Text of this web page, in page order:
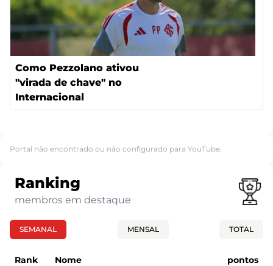
Como Pezzolano ativou
"virada de chave" no
Internacional
Portal não encontrado ou não configurado para YouTube.
Ranking
membros em destaque
SEMANAL MENSAL TOTAL
Rank Nome pontos